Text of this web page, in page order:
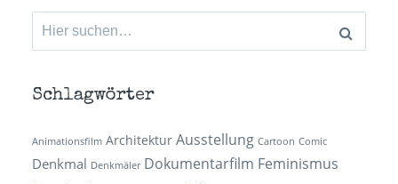
Suchen
nach:
Schlagwörter
Animationsfilm Architektur Ausstellung Cartoon Comic
Denkmal Denkmäler Dokumentarfilm Feminismus